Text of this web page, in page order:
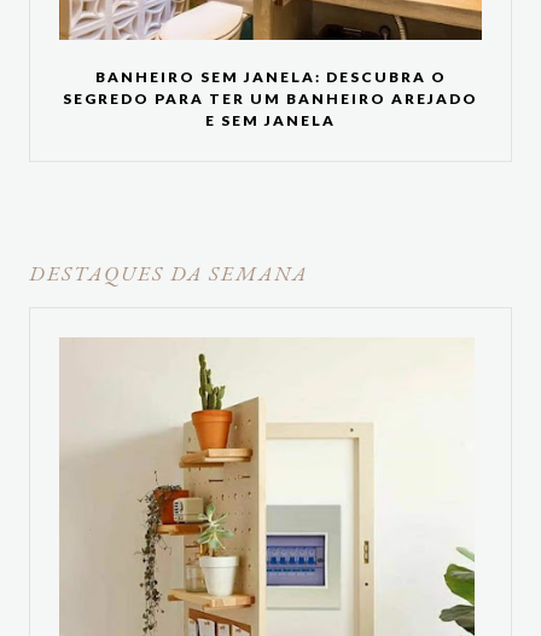
BANHEIRO SEM JANELA: DESCUBRA O
SEGREDO PARA TER UM BANHEIRO AREJADO
E SEM JANELA
DESTAQUES DA SEMANA